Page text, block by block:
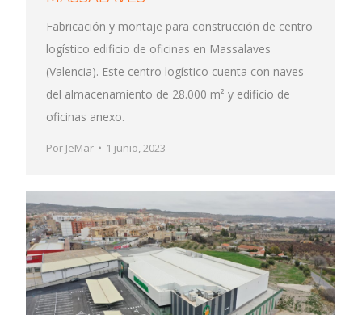
Fabricación y montaje para construcción de centro
logístico edificio de oficinas en Massalaves
(Valencia). Este centro logístico cuenta con naves
del almacenamiento de 28.000 m² y edificio de
oficinas anexo.
Por JeMar 1 junio, 2023